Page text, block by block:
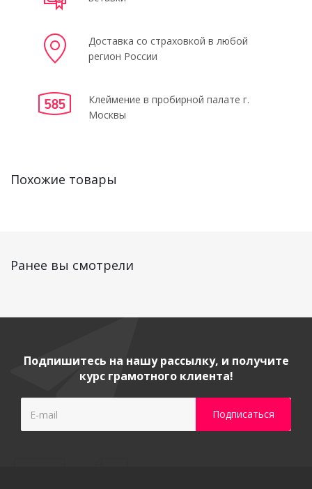
Доставка со страховкой в любой
регион России
Клеймение в пробирной палате г.
Москвы
Похожие товары
Ранее вы смотрели
Подпишитесь на нашу рассылку, и получите
курс грамотного клиента!